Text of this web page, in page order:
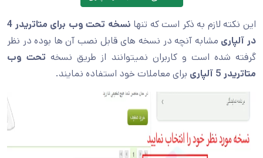
این نکته لازم به ذکر است که تنها
نسخه تحت وب برای متاتریدر 4
در آلپاری مشابه آنچه در نسخه های قابل نصب آن ها بوده در نظر
گرفته شده است و کاربران نمیتوانند از طریق نسخه تحت وب
متاتریدر 5 آلپاری
برای معاملات خود استفاده نمایند.